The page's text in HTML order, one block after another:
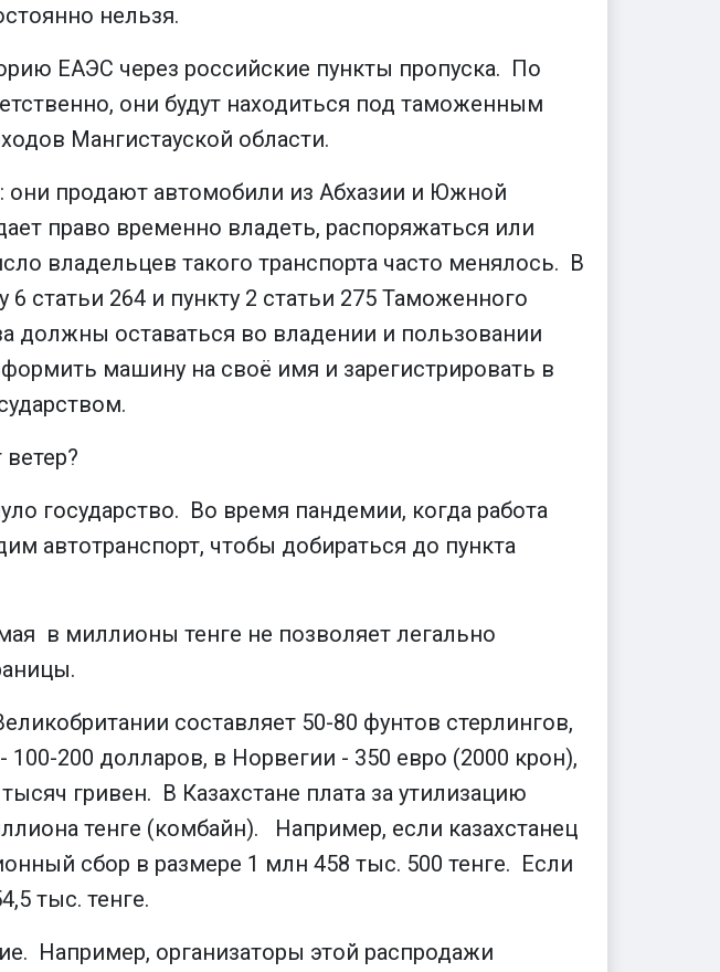
нельзя.
ЕАЭС через российские пункты пропуска. По
они будут находиться под таможенным
Мангистауской области.
они продают автомобили из Абхазии и Южной
право временно владеть, распоряжаться или
владельцев такого транспорта часто менялось. В
6 статьи 264 и пункту 2 статьи 275 Таможенного
должны оставаться во владении и пользовании
машину на своё имя и зарегистрировать в
ветер?
государство. Во время пандемии, когда работа
автотранспорт, чтобы добираться до пункта
в миллионы тенге не позволяет легально
составляет 50-80 фунтов стерлингов,
200 долларов, в Норвегии - 350 евро (2000 крон),
гривен. В Казахстане плата за утилизацию
тенге (комбайн). Например, если казахстанец
сбор в размере 1 млн 458 тыс. 500 тенге. Если
тыс. тенге.
Например, организаторы этой распродажи